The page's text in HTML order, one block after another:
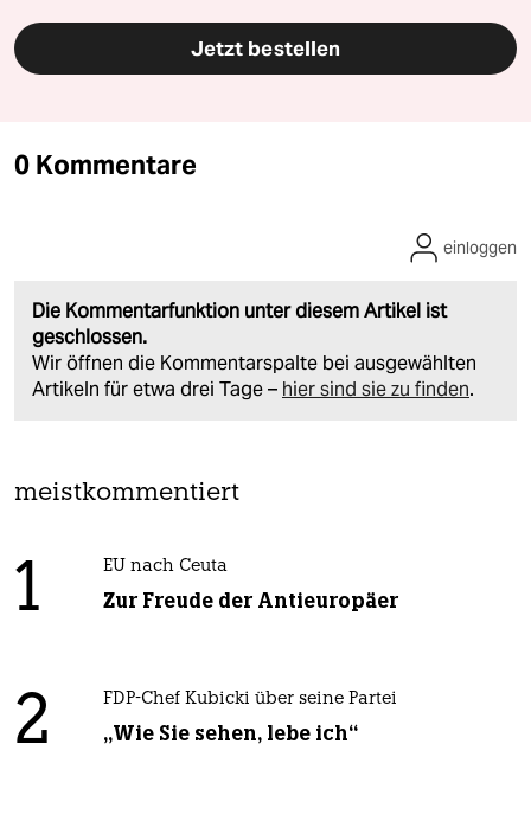
Jetzt bestellen
0 Kommentare
Die Kommentarfunktion unter diesem Artikel ist
geschlossen.
Wir öffnen die Kommentarspalte bei ausgewählten
Artikeln für etwa drei Tage – hier sind sie zu finden.
einloggen
meistkommentiert
1 EU nach Ceuta
Zur Freude der Antieuropäer
2 FDP-Chef Kubicki über seine Partei
„Wie Sie sehen, lebe ich“